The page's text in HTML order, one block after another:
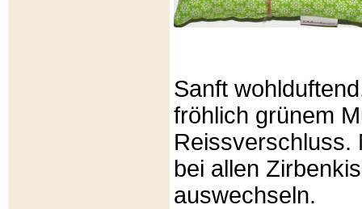
Sanft
fröhlich grünem
Reissverschluss.
bei allen
auswechseln.